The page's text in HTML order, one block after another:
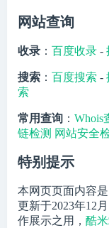
网站查询
收录 ： 百度收录 -
搜索 ： 百度搜索 -
索
常用查询 ： Whois
链检测 网站安全
特别提示
本网页页面内容
更新于2023年12
作展示之用， 酷